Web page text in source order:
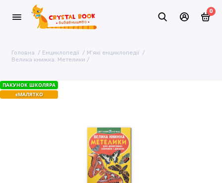
0
Головна Енциклопедії
М'які енциклопедії
Велика книжка. Метелики
ПАКУНОК ШКОЛЯРА
єМАЛЯТКО